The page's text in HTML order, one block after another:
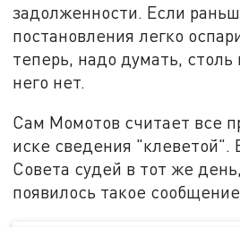
задолженности. Если
постановления легко
теперь, надо думать,
него нет.
Сам Момотов считает все
иске сведения "клеветой".
Совета судей в тот же
появилось такое